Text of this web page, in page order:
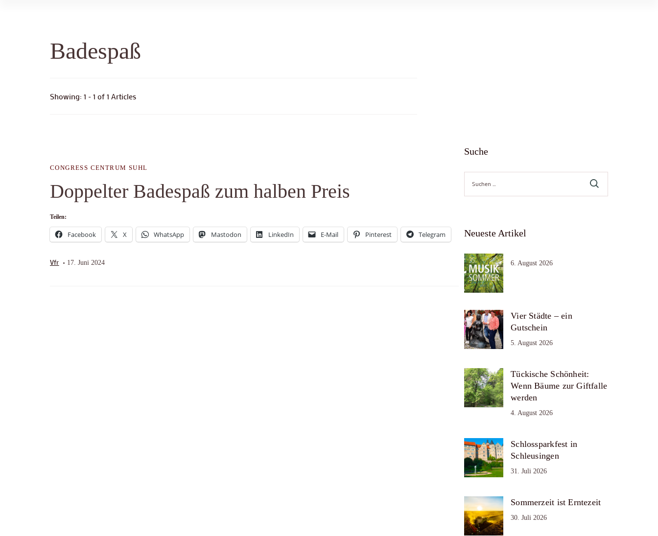
Badespaß
Showing: 1 - 1 of 1 Articles
CONGRESS CENTRUM SUHL
Doppelter Badespaß zum halben Preis
Teilen:
Facebook X WhatsApp Mastodon LinkedIn E-Mail Pinterest Telegram
Vfr 17. Juni 2024
Suche
Suche
nach:
Neueste Artikel
6. August 2026
Vier Städte – ein
Gutschein
5. August 2026
Tückische Schönheit:
Wenn Bäume zur Giftfalle
werden
4. August 2026
Schlossparkfest in
Schleusingen
31. Juli 2026
Sommerzeit ist Erntezeit
30. Juli 2026